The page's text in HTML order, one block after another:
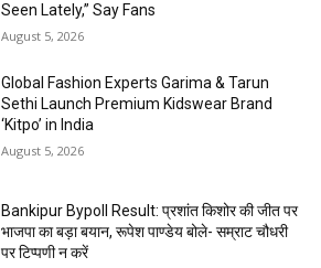
Seen Lately,” Say Fans
August 5, 2026
Global Fashion Experts Garima & Tarun
Sethi Launch Premium Kidswear Brand
‘Kitpo’ in India
August 5, 2026
Bankipur Bypoll Result: प्रशांत किशोर की जीत पर
भाजपा का बड़ा बयान, रूपेश पाण्डेय बोले- सम्राट चौधरी
पर टिप्पणी न करें